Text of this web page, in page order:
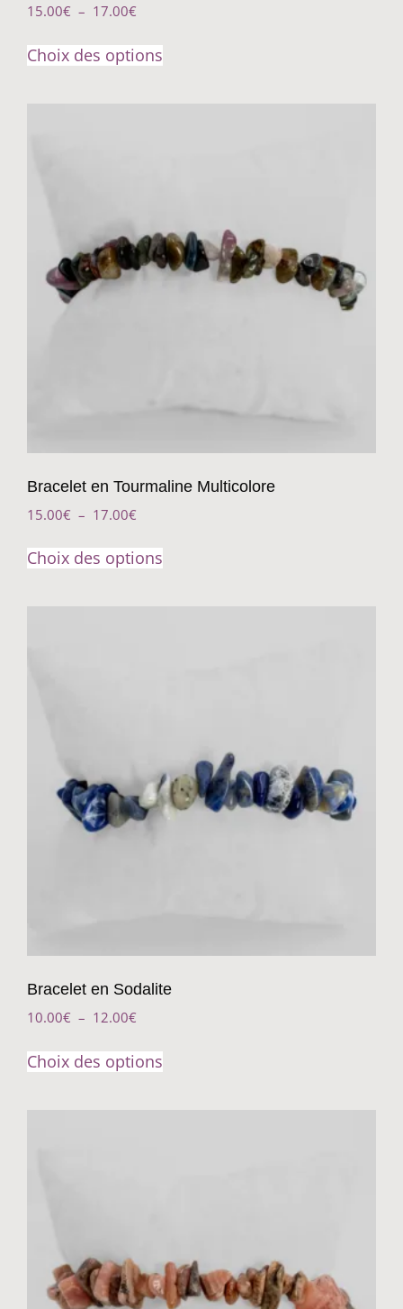
15.00€ – 17.00€
Choix des options
Bracelet en Tourmaline Multicolore
15.00€ – 17.00€
Choix des options
Bracelet en Sodalite
10.00€ – 12.00€
Choix des options